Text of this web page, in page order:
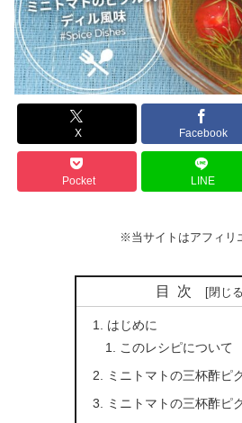
X Facebook
Pocket LINE
※当サイトはアフィリ
目次
はじめに
このレシピについて
ミニトマトの三杯酢ピ
ミニトマトの三杯酢ピ